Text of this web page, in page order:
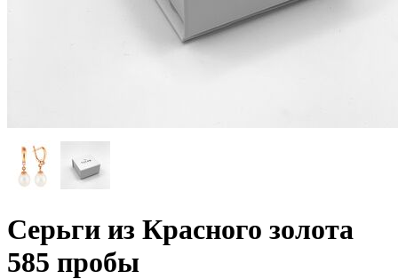
Серьги из Красного золота
585 пробы